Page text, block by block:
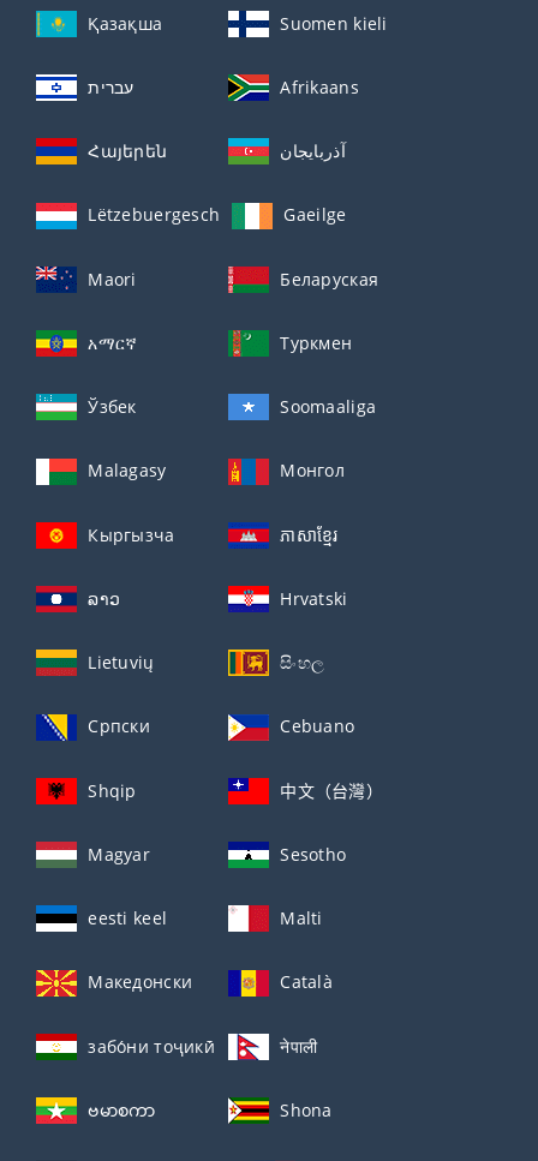
Қазақша Suomen kieli
עברית Afrikaans
Հայերեն آذربايجان
Lëtzebuergesch Gaeilge
Maori Беларуская
አማርኛ Туркмен
Ўзбек Soomaaliga
Malagasy Монгол
Кыргызча ភាសាខ្មែរ
ລາວ Hrvatski
Lietuvių සිංහල
Српски Cebuano
Shqip 中文（台灣）
Magyar Sesotho
eesti keel Malti
Македонски Català
забо́ни тоҷикӣ́ नेपाली
ဗမာစကာ Shona